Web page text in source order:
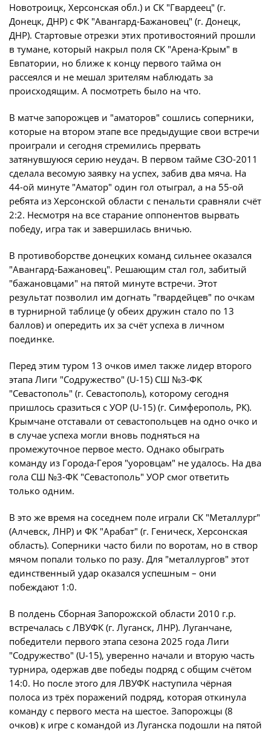
Новости
О турнире
Кубок Объединенного Чемпионата по
футболу "Содружество"
Турнирные таблицы
Статистика
Команды
Игроки
Дисквалификации
Новости
О турнире
Турнир Объединенного чемпионата по
футболу "Содружество" среди юношей
2009-2010 годов рождения (U-17)
Статистика
Команды
Игроки
Дисквалификации
О турнире
Турнир Объединенного Чемпионата по
2011-2012 годов рождения (U-15)
Календарь и результаты матчей
Турнирная таблица
Статистика
Игроки
Дисквалификации
О турнире
Архив турниров
Регламентирующие документы
Юрист
Бухгалтерия
Служба безопасности
Пресс-служба
Отдел информационных технологий
Комитеты
Спортивный комитет
Инспекторско-судейский комитет
Контрольно-дисциплинарный комитет
Документы
Регламентирующие документы
Новотроицк, Херсонская обл.) и СК "Гвардеец" (г.
Донецк, ДНР) с ФК "Авангард-Бажановец" (г. Донецк,
ДНР). Стартовые отрезки этих противостояний прошли
в тумане, который накрыл поля СК "Арена-Крым" в
Евпатории, но ближе к концу первого тайма он
рассеялся и не мешал зрителям наблюдать за
происходящим. А посмотреть было на что.
В матче запорожцев и "аматоров" сошлись соперники,
которые на втором этапе все предыдущие свои встречи
проиграли и сегодня стремились прервать
затянувшуюся серию неудач. В первом тайме СЗО-2011
сделала весомую заявку на успех, забив два мяча. На
44-ой минуте "Аматор" один гол отыграл, а на 55-ой
ребята из Херсонской области с пенальти сравняли счёт
2:2. Несмотря на все старание оппонентов вырвать
победу, игра так и завершилась вничью.
В противоборстве донецких команд сильнее оказался
"Авангард-Бажановец". Решающим стал гол, забитый
"бажановцами" на пятой минуте встречи. Этот
результат позволил им догнать "гвардейцев" по очкам
в турнирной таблице (у обеих дружин стало по 13
баллов) и опередить их за счёт успеха в личном
поединке.
Перед этим туром 13 очков имел также лидер второго
этапа Лиги "Содружество" (U-15) СШ №3-ФК
"Севастополь" (г. Севастополь), которому сегодня
пришлось сразиться с УОР (U-15) (г. Симферополь, РК).
Крымчане отставали от севастопольцев на одно очко и
в случае успеха могли вновь подняться на
промежуточное первое место. Однако обыграть
команду из Города-Героя "уоровцам" не удалось. На два
гола СШ №3-ФК "Севастополь" УОР смог ответить
только одним.
В это же время на соседнем поле играли СК "Металлург"
(Алчевск, ЛНР) и ФК "Арабат" (г. Геническ, Херсонская
область). Соперники часто били по воротам, но в створ
мячом попали только по разу. Для "металлургов" этот
единственный удар оказался успешным – они
побеждают 1:0.
В полдень Сборная Запорожской области 2010 г.р.
встречалась с ЛВУФК (г. Луганск, ЛНР). Луганчане,
победители первого этапа сезона 2025 года Лиги
"Содружество" (U-15), уверенно начали и вторую часть
турнира, одержав две победы подряд с общим счётом
14:0. Но после этого для ЛВУФК наступила чёрная
полоса из трёх поражений подряд, которая откинула
команду с первого места на шестое. Запорожцы (8
очков) к игре с командой из Луганска подошли на пятой